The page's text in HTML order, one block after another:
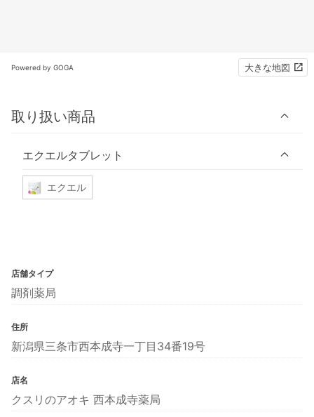
Powered by GOGA 大きな地図
取り扱い商品
エクエルタブレット
エクエル
店舗タイプ
調剤薬局
住所
新潟県三条市西本成寺一丁目34番19号
店名
クスリのアオキ 西本成寺薬局